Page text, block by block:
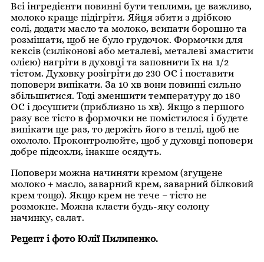
Всі інгредієнти повинні бути теплими, це важливо,
молоко краще підігріти. Яйця збити з дрібкою
солі, додати масло та молоко, всипати борошно та
розмішати, щоб не було грудочок. Формочки для
кексів (силіконові або металеві, металеві змастити
олією) нагріти в духовці та заповнити їх на 1/2
тістом. Духовку розігріти до 230 ОС і поставити
поповери випікати. За 10 хв вони повинні сильно
збільшитися. Тоді зменшити температуру до 180
ОС і досушити (приблизно 15 хв). Якщо з першого
разу все тісто в формочки не помістилося і будете
випікати ще раз, то держіть його в теплі, щоб не
охололо. Проконтролюйте, щоб у духовці поповери
добре підсохли, інакше осядуть.
Поповери можна начиняти кремом (згущене
молоко + масло, заварний крем, заварний білковий
крем тощо). Якщо крем не тече – тісто не
розмокне. Можна класти будь-яку солону
начинку, салат.
Рецепт і фото Юлії Пилипенко.